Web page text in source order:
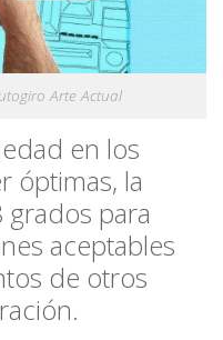
Arte Actual
en los
óptimas, la
para
aceptables
de otros